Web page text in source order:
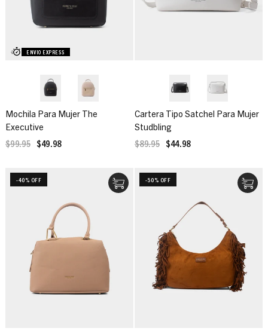
ENVIO EXPRESS
Mochila Para Mujer The
Executive
$99.95 $49.98
Cartera Tipo Satchel Para Mujer
Studbling
$89.95 $44.98
-40% OFF -50% OFF